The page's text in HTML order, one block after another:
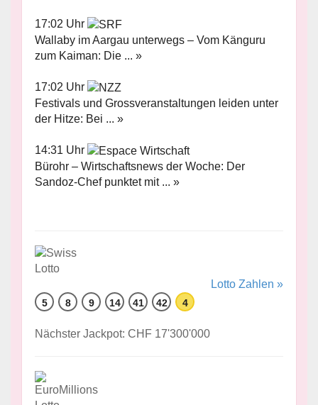
17:02 Uhr
Wallaby im Aargau unterwegs – Vom Känguru
zum Kaiman: Die ... »
17:02 Uhr
Festivals und Grossveranstaltungen leiden unter
der Hitze: Bei ... »
14:31 Uhr
Bürohr – Wirtschaftsnews der Woche: Der
Sandoz-Chef punktet mit ... »
Lotto Zahlen »
5 8 9 14 41 42 4
Nächster Jackpot: CHF 17'300'000